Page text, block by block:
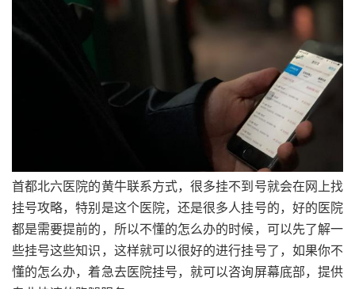
首都北六医院的黄牛联系方式，很多挂不到号就会在网上找
挂号攻略，特别是这个医院，还是很多人挂号的，好的医院
都是需要提前的，所以不懂的怎么办的时候，可以先了解一
些挂号这些知识，这样就可以很好的进行挂号了，如果你不
懂的怎么办，着急去医院挂号，就可以咨询屏幕底部，提供